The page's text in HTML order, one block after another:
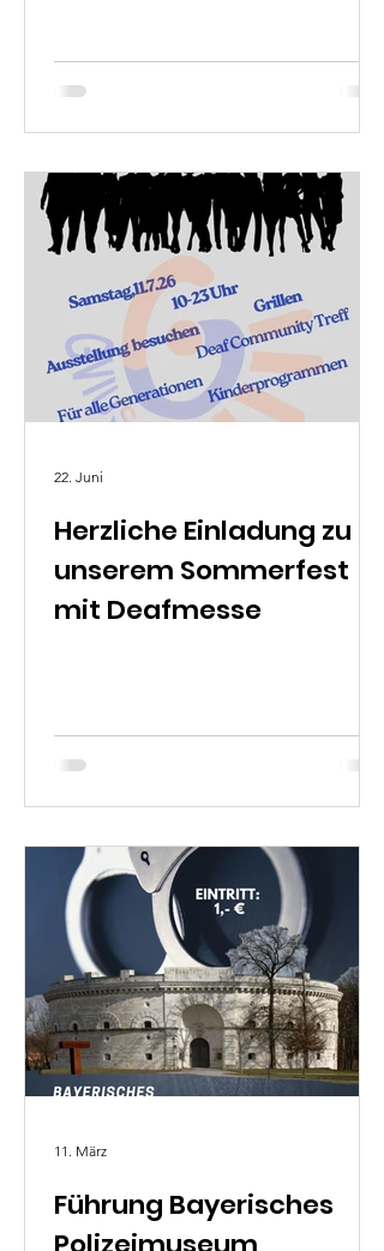
Herzliche Einladung zu
unserem Sommerfest
mit Deafmesse
22. Juni
Führung Bayerisches
11. März